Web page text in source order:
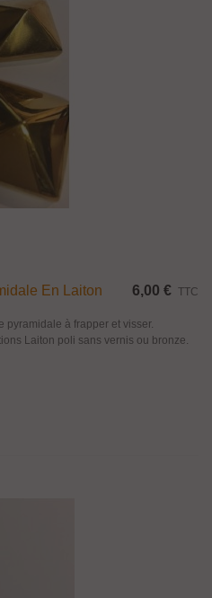
En Laiton 6,00 € TTC
pyramidale à frapper et visser.
Laiton poli sans vernis ou bronze.